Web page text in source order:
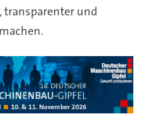
transparenter und